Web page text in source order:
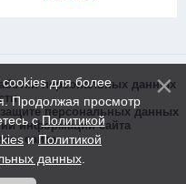
персональных данных
персональных данных
информации сайта
сайта
для более
Продолжая просмотр
сПолитикой
иПолитикой
данных.